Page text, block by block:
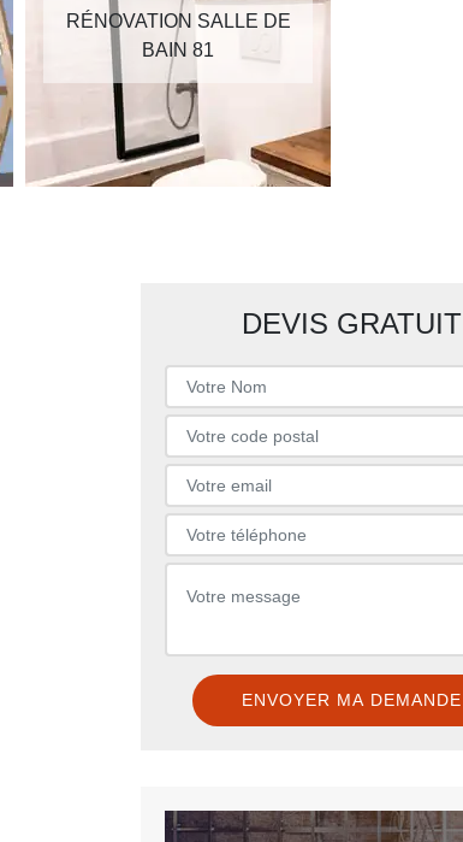
RÉNOVATION SALLE DE
BAIN 81
DEVIS GRATUIT